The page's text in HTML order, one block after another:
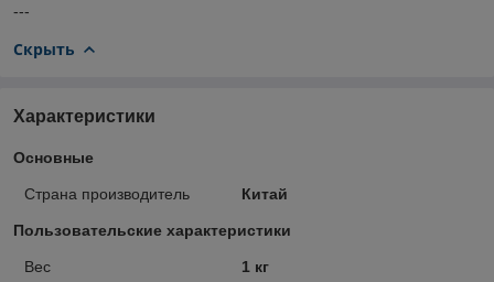
---
Скрыть
Характеристики
Основные
Страна производитель Китай
Пользовательские характеристики
Вес 1 кг